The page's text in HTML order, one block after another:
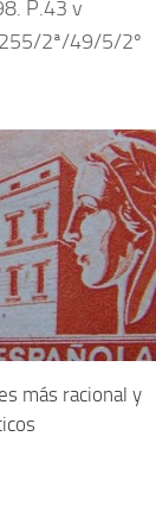
P.43 v
2ª/49/5/2º
más racional y